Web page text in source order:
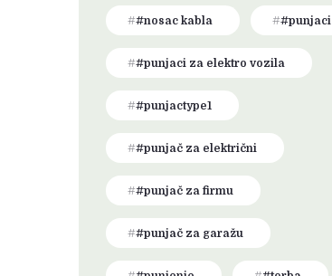
#nosac kabla #punjaci
#punjaci za elektro vozila
#punjactype1
#punjač za električni
#punjač za firmu
#punjač za garažu